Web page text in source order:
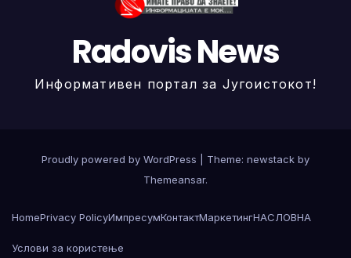
Radovis News
Информативен портал за Југоистокот!
Proudly powered by WordPress
Theme: newstack by
Themeansar.
HomePrivacy PolicyИмпресумКонтактМаркетингНАСЛОВНА
Услови за користење